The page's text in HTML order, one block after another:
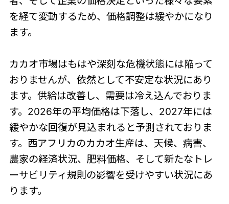
を経て変動するため、価格調整は緩やかになり
ます。
カカオ市場はもはや深刻な危機状態には陥って
おりませんが、依然として不安定な状況にあり
ます。供給は改善し、需要は冷え込んでおりま
す。2026年の平均価格は下落し、2027年には
緩やかな回復が見込まれると予測されておりま
す。西アフリカのカカオ生産は、天候、病害、
農家の経済状況、肥料価格、そして新たなトレ
ーサビリティ規則の影響を受けやすい状況にあ
ります。